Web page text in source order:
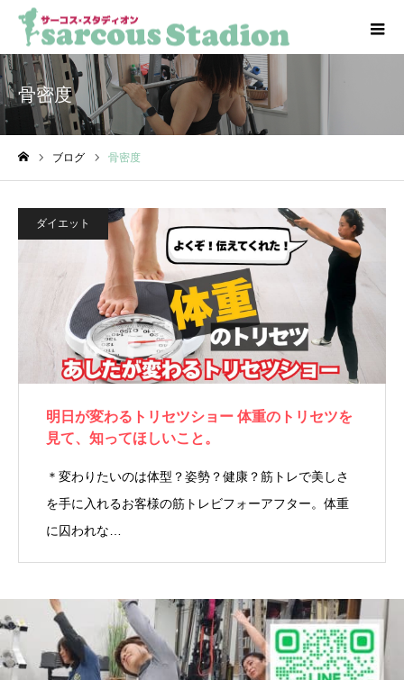
骨密度
ブログ 骨密度
ダイエット
明日が変わるトリセツショー 体重のトリセツを
見て、知ってほしいこと。
＊変わりたいのは体型？姿勢？健康？筋トレで美しさ
を手に入れるお客様の筋トレビフォーアフター。体重
に囚われな…